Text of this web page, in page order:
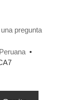
pregunta
•